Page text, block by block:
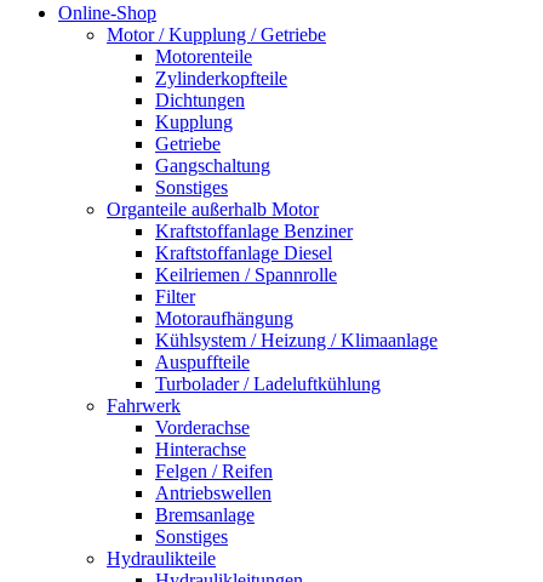
Online-Shop
Motor / Kupplung / Getriebe
Motorenteile
Zylinderkopfteile
Dichtungen
Kupplung
Getriebe
Gangschaltung
Sonstiges
Organteile außerhalb Motor
Kraftstoffanlage Benziner
Kraftstoffanlage Diesel
Keilriemen / Spannrolle
Filter
Motoraufhängung
Kühlsystem / Heizung / Klimaanlage
Auspuffteile
Turbolader / Ladeluftkühlung
Fahrwerk
Vorderachse
Hinterachse
Felgen / Reifen
Antriebswellen
Bremsanlage
Sonstiges
Hydraulikteile